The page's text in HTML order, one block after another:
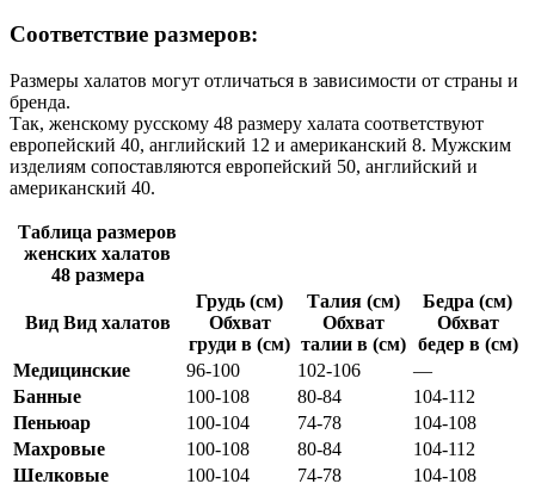
Соответствие размеров:
Размеры халатов могут отличаться в зависимости от страны и
бренда.
Так, женскому русскому 48 размеру халата соответствуют
европейский 40, английский 12 и американский 8. Мужским
изделиям сопоставляются европейский 50, английский и
американский 40.
Таблица размеров
женских халатов
48 размера
Вид Вид халатов
Грудь (см)
Обхват
груди в (см)
Талия (см)
Обхват
талии в (см)
Бедра (см)
Обхват
бедер в (см)
Медицинские
96-100 102-106
—
Банные
100-108 80-84
104-112
Пеньюар
100-104 74-78
104-108
Махровые
100-108 80-84
104-112
Шелковые
100-104 74-78
104-108